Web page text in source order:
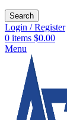
Search
Login / Register
0 items $0.00
Menu